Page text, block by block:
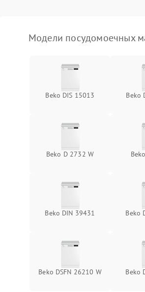
Модели посудомоечных
Beko DIS 15013 Beko
Beko D 2732 W
Beko DIN 39431 Beko
Beko DSFN 26210 W Beko